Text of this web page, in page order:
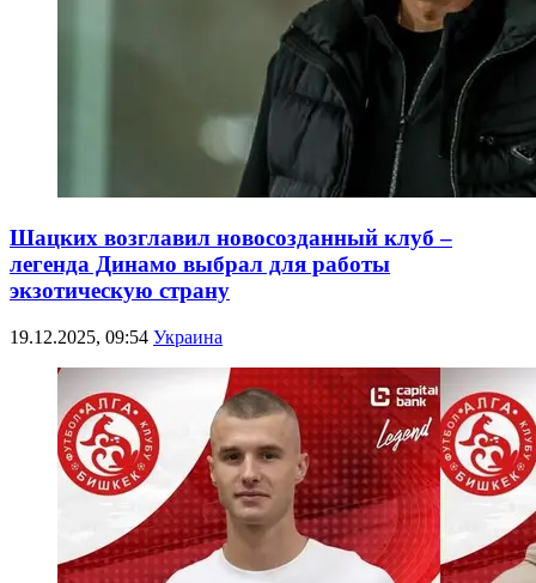
Шацких возглавил новосозданный клуб –
легенда Динамо выбрал для работы
экзотическую страну
19.12.2025, 09:54 Украина